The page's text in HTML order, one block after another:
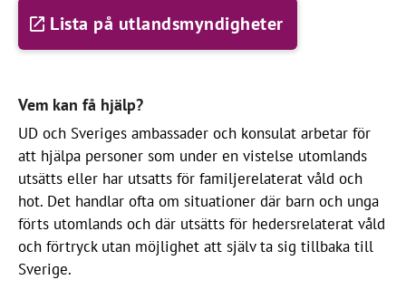
Lista på utlandsmyndigheter
Vem kan få hjälp?
UD och Sveriges ambassader och konsulat arbetar för
att hjälpa personer som under en vistelse utomlands
utsätts eller har utsatts för familjerelaterat våld och
hot. Det handlar ofta om situationer där barn och unga
förts utomlands och där utsätts för hedersrelaterat våld
och förtryck utan möjlighet att själv ta sig tillbaka till
Sverige.